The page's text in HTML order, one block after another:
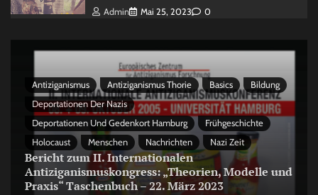
Admin Mai 25, 2023 0
Antiziganismus Antiziganismus Thorie Basics
Bildung
Deportationen Der Nazis
Deportationen Und Gedenkort Hamburg
Frühgeschichte
Holocaust
Menschen Nachrichten Nazi Zeit
Bericht zum II. Internationalen
Antiziganismuskongress: „Theorien, Modelle und
Praxis“ Taschenbuch – 22. März 2023